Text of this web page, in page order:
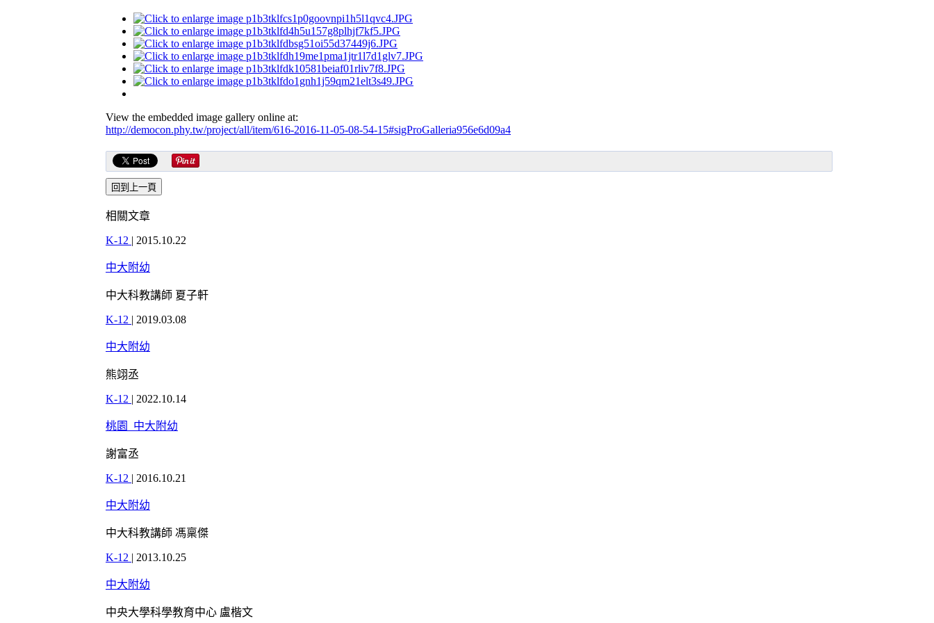
View the embedded image gallery online at:
http://democon.phy.tw/project/all/item/616-2016-11-05-08-54-15#sigProGalleria956e6d09a4
相關文章
K-12 | 2015.10.22
中大附幼
中大科教講師 夏子軒
K-12 | 2019.03.08
中大附幼
熊翊丞
K-12 | 2022.10.14
桃園_中大附幼
謝富丞
K-12 | 2016.10.21
中大附幼
中大科教講師 馮稟傑
K-12 | 2013.10.25
中大附幼
中央大學科學教育中心 盧楷文